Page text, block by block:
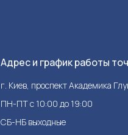
Адрес и график работы
г. Киев, проспект Академика
ПН-ПТ с 10:00 до 19:00
СБ-НБ выходные